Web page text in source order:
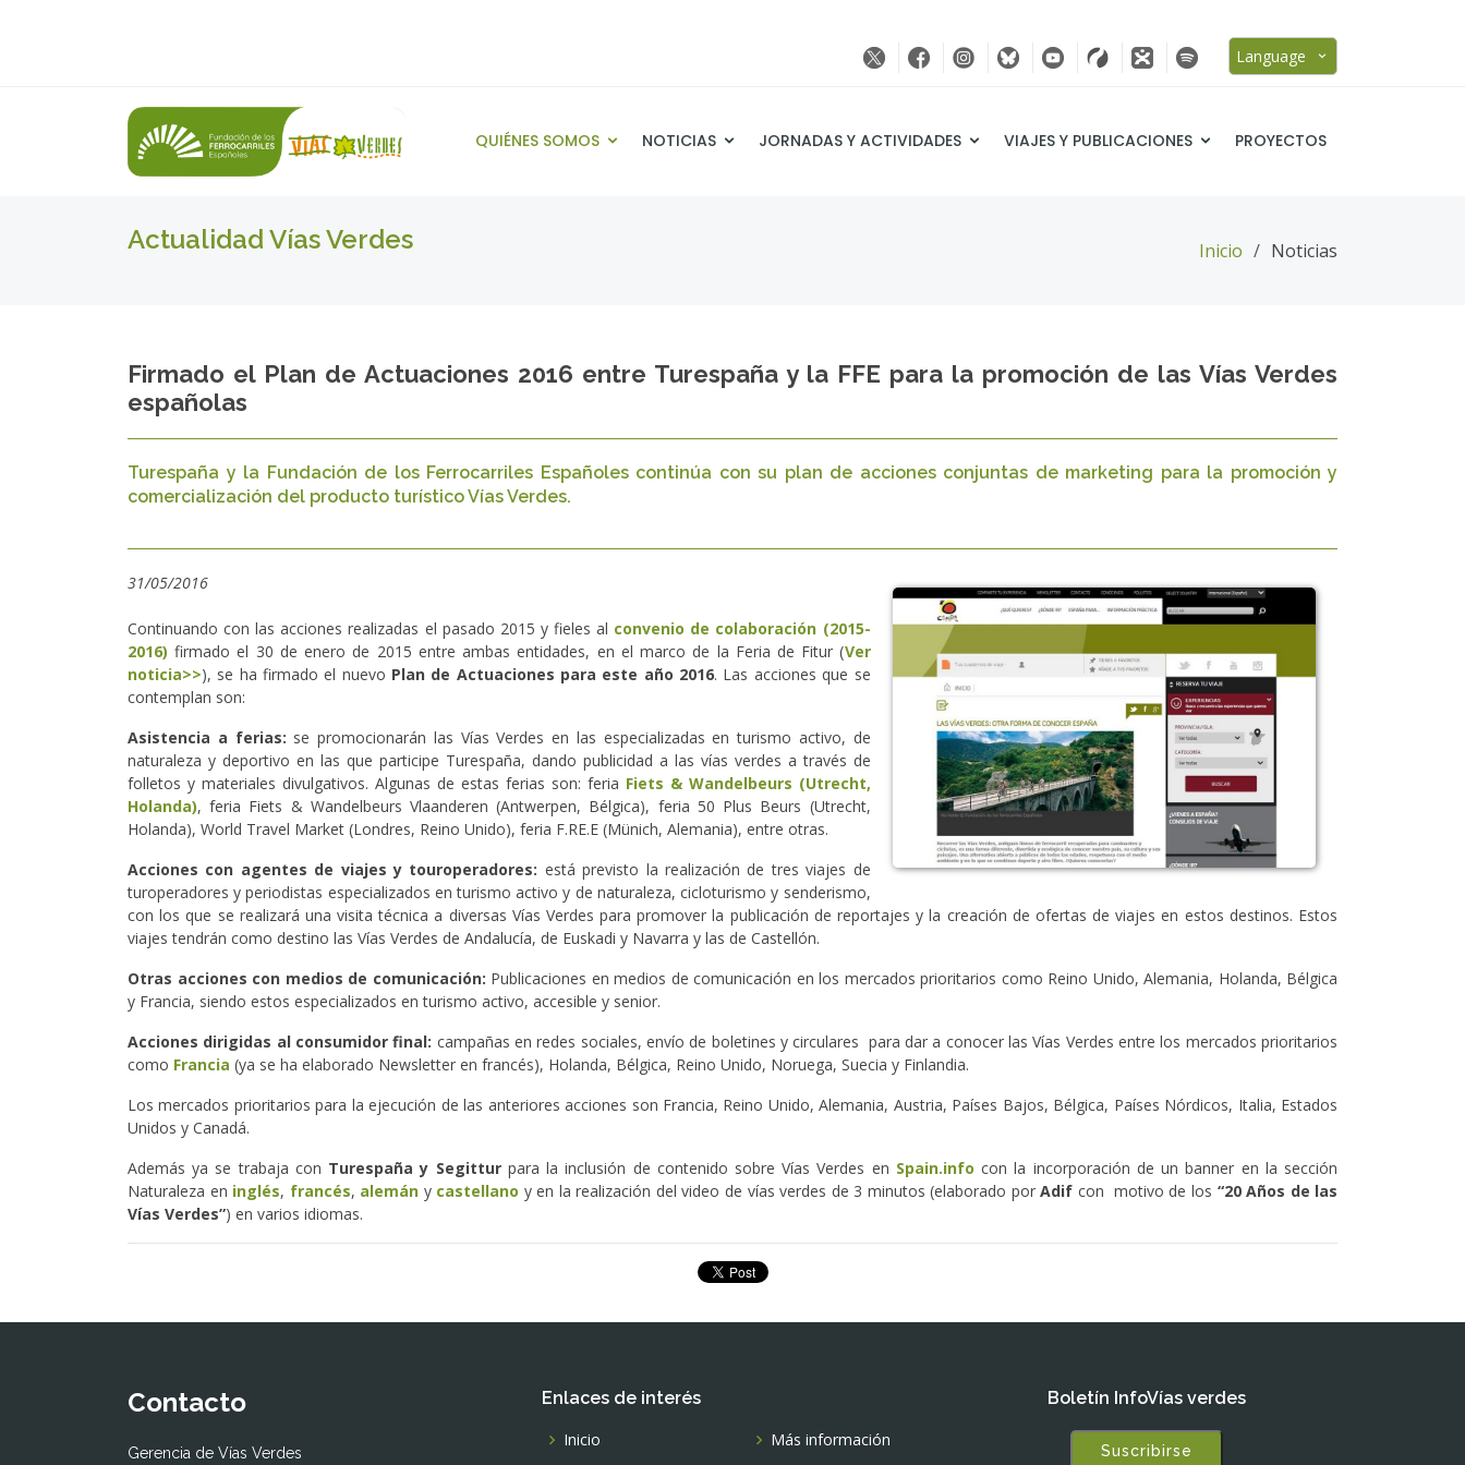
Language
QUIÉNES SOMOS NOTICIAS JORNADAS Y ACTIVIDADES VIAJES Y PUBLICACIONES PROYECTOS
Actualidad Vías Verdes Inicio Noticias
Firmado el Plan de Actuaciones 2016 entre Turespaña y la FFE para la promoción de las Vías Verdes
españolas
Turespaña y la Fundación de los Ferrocarriles Españoles continúa con su plan de acciones conjuntas de marketing para la promoción y
comercialización del producto turístico Vías Verdes.
31/05/2016
Continuando con las acciones realizadas el pasado 2015 y fieles al convenio de colaboración (2015-
2016) firmado el 30 de enero de 2015 entre ambas entidades, en el marco de la Feria de Fitur (Ver
noticia>>), se ha firmado el nuevo Plan de Actuaciones para este año 2016. Las acciones que se
contemplan son:
Asistencia a ferias: se promocionarán las Vías Verdes en las especializadas en turismo activo, de
naturaleza y deportivo en las que participe Turespaña, dando publicidad a las vías verdes a través de
folletos y materiales divulgativos. Algunas de estas ferias son: feria Fiets & Wandelbeurs (Utrecht,
Holanda), feria Fiets & Wandelbeurs Vlaanderen (Antwerpen, Bélgica), feria 50 Plus Beurs (Utrecht,
Holanda), World Travel Market (Londres, Reino Unido), feria F.RE.E (Münich, Alemania), entre otras.
Acciones con agentes de viajes y touroperadores: está previsto la realización de tres viajes de
turoperadores y periodistas especializados en turismo activo y de naturaleza, cicloturismo y senderismo,
con los que se realizará una visita técnica a diversas Vías Verdes para promover la publicación de reportajes y la creación de ofertas de viajes en estos destinos. Estos
viajes tendrán como destino las Vías Verdes de Andalucía, de Euskadi y Navarra y las de Castellón.
Otras acciones con medios de comunicación: Publicaciones en medios de comunicación en los mercados prioritarios como Reino Unido, Alemania, Holanda, Bélgica
y Francia, siendo estos especializados en turismo activo, accesible y senior.
Acciones dirigidas al consumidor final: campañas en redes sociales, envío de boletines y circulares para dar a conocer las Vías Verdes entre los mercados prioritarios
como Francia (ya se ha elaborado Newsletter en francés), Holanda, Bélgica, Reino Unido, Noruega, Suecia y Finlandia.
Los mercados prioritarios para la ejecución de las anteriores acciones son Francia, Reino Unido, Alemania, Austria, Países Bajos, Bélgica, Países Nórdicos, Italia, Estados
Unidos y Canadá.
Además ya se trabaja con Turespaña y Segittur para la inclusión de contenido sobre Vías Verdes en Spain.info con la incorporación de un banner en la sección
Naturaleza en inglés, francés, alemán y castellano y en la realización del video de vías verdes de 3 minutos (elaborado porAdif con motivo de los “20 Años de las
Vías Verdes”) en varios idiomas.
Contacto
Gerencia de Vías Verdes
Enlaces de interés
Inicio
Más información
Boletín InfoVías verdes
Suscribirse